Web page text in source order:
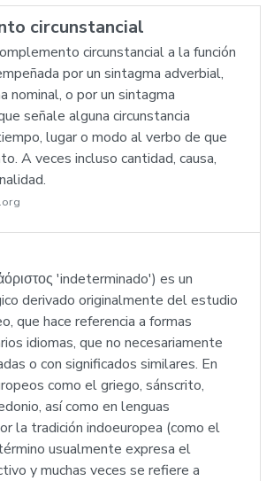
circunstancial
circunstancial a la función
por un sintagma adverbial,
nominal, o por un sintagma
señale alguna circunstancia
lugar o modo al verbo de que
A veces incluso cantidad, causa,
'indeterminado') es un
derivado originalmente del estudio
que hace referencia a formas
idiomas, que no necesariamente
o con significados similares. En
como el griego, sánscrito,
así como en lenguas
la tradición indoeuropea (como el
usualmente expresa el
y muchas veces se refiere a